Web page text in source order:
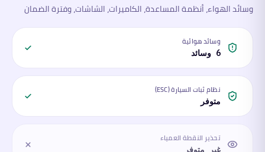
وسائد الهواء، أنظمة المساعدة، الكاميرات، الشاشات، وفترة الضمان
وسائد هوائية
6 وسائد
نظام ثبات السيارة (ESC)
متوفر
تحذير النقطة العمياء
غير متوفر